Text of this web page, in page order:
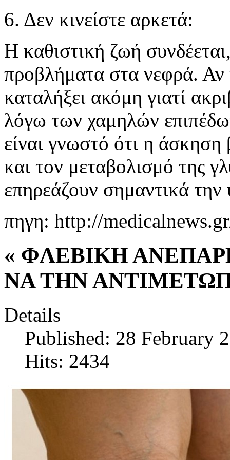
6. Δεν κινείστε αρκετά:
Η καθιστική ζωή
προβλήματα στα νεφρά. Αν
καταλήξει ακόμη γιατί
λόγω των χαμηλών
είναι γνωστό ότι η άσκηση
και τον μεταβολισμό της
επηρεάζουν σημαντικά
πηγη: http://
« ΦΛΕΒΙΚΗ
ΝΑ ΤΗΝ
Details
Published: 28 February
Hits: 2434